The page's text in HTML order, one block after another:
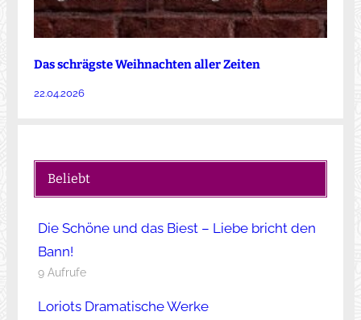
Das schrägste Weihnachten aller Zeiten
22.04.2026
Beliebt
Die Schöne und das Biest – Liebe bricht den
Bann!
9 Aufrufe
Loriots Dramatische Werke